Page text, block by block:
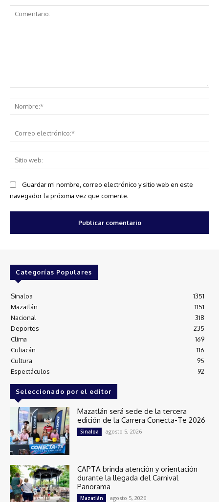
Guardar mi nombre, correo electrónico y sitio web en este
navegador la próxima vez que comente.
Categorías Populares
Sinaloa
1351
Mazatlán
1151
Nacional
318
Deportes
235
Clima
169
Culiacán
116
Cultura
95
Espectáculos
92
Seleccionado por el editor
Mazatlán será sede de la tercera
edición de la Carrera Conecta-Te 2026
Sinaloa agosto 5, 2026
CAPTA brinda atención y orientación
durante la llegada del Carnival
Panorama
Mazatlán agosto 5, 2026